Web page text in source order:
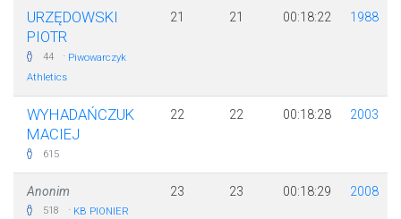
URZĘDOWSKI
PIOTR
44 · Piwowarczyk
Athletics
21 21 00:18:22 1988
WYHADAŃCZUK
MACIEJ
615
22 22 00:18:28 2003
Anonim
518 · KB PIONIER
23 23 00:18:29 2008